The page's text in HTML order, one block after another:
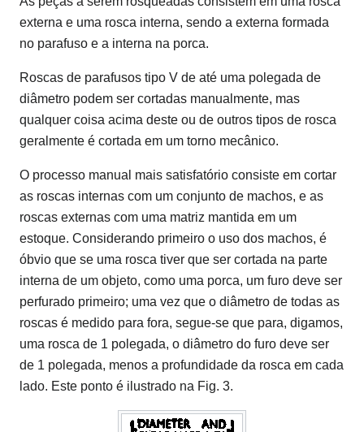
externa e uma rosca interna, sendo a externa formada
no parafuso e a interna na porca.
Roscas de parafusos tipo V de até uma polegada de
diâmetro podem ser cortadas manualmente, mas
qualquer coisa acima deste ou de outros tipos de rosca
geralmente é cortada em um torno mecânico.
O processo manual mais satisfatório consiste em cortar
as roscas internas com um conjunto de machos, e as
roscas externas com uma matriz mantida em um
estoque. Considerando primeiro o uso dos machos, é
óbvio que se uma rosca tiver que ser cortada na parte
interna de um objeto, como uma porca, um furo deve ser
perfurado primeiro; uma vez que o diâmetro de todas as
roscas é medido para fora, segue-se que para, digamos,
uma rosca de 1 polegada, o diâmetro do furo deve ser
de 1 polegada, menos a profundidade da rosca em cada
lado. Este ponto é ilustrado na Fig. 3.